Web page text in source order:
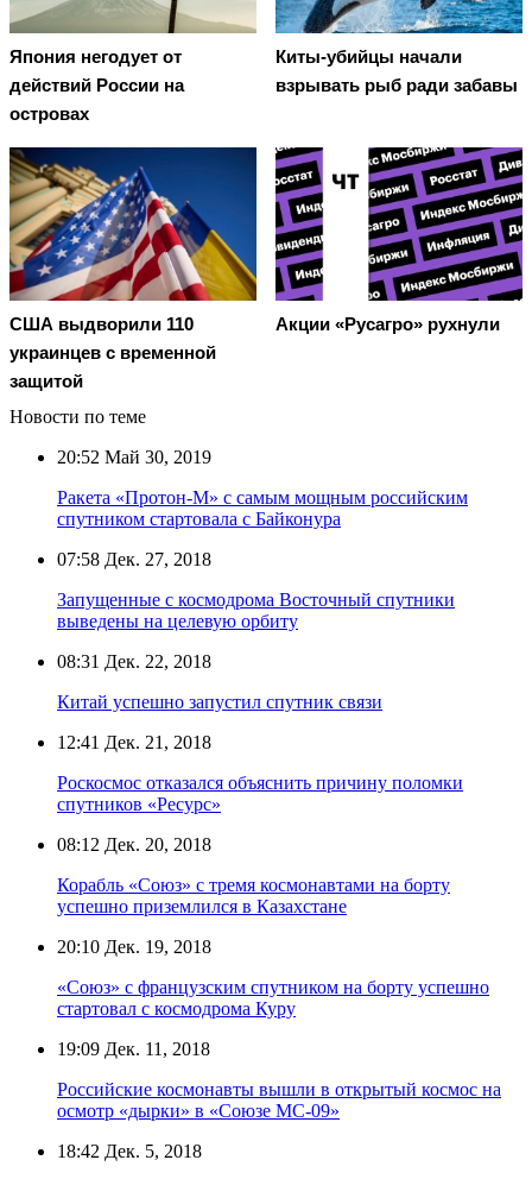
Япония негодует от
действий России на
островах
Киты-убийцы начали
взрывать рыб ради забавы
США выдворили 110
украинцев с временной
защитой
Акции «Русагро» рухнули
Новости по теме
20:52 Май 30, 2019
Ракета «Протон-М» с самым мощным российским
спутником стартовала с Байконура
07:58 Дек. 27, 2018
Запущенные с космодрома Восточный спутники
выведены на целевую орбиту
08:31 Дек. 22, 2018
Китай успешно запустил спутник связи
12:41 Дек. 21, 2018
Роскосмос отказался объяснить причину поломки
спутников «Ресурс»
08:12 Дек. 20, 2018
Корабль «Союз» с тремя космонавтами на борту
успешно приземлился в Казахстане
20:10 Дек. 19, 2018
«Союз» с французским спутником на борту успешно
стартовал с космодрома Куру
19:09 Дек. 11, 2018
Российские космонавты вышли в открытый космос на
осмотр «дырки» в «Союзе МС-09»
18:42 Дек. 5, 2018